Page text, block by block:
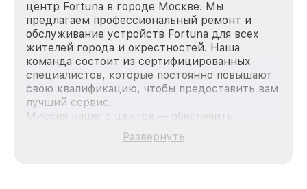
центр Fortuna в городе Москве. Мы
предлагаем профессиональный ремонт и
обслуживание устройств Fortuna для всех
жителей города и окрестностей. Наша
команда состоит из сертифицированных
специалистов, которые постоянно повышают
свою квалификацию, чтобы предоставить вам
лучший сервис.
Миссия нашего центра — обеспечить
качественный и доступный ремонт для
каждого пользователя продукции Fortuna, вне
Развернуть